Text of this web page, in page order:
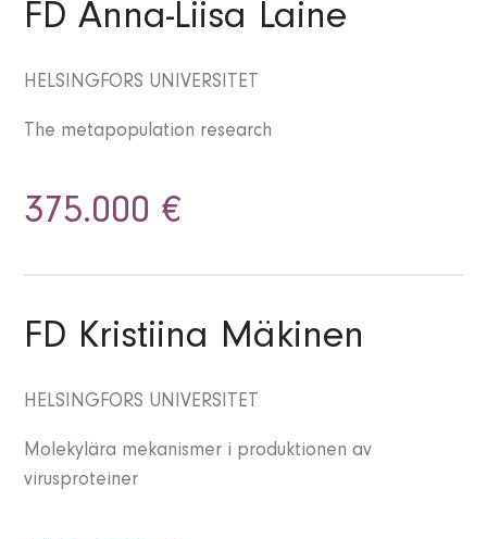
FD Anna-Liisa Laine
HELSINGFORS UNIVERSITET
The metapopulation research
375.000 €
FD Kristiina Mäkinen
HELSINGFORS UNIVERSITET
Molekylära mekanismer i produktionen av
virusproteiner